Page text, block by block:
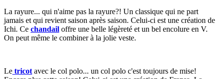
La rayure... qui n'aime pas la rayure?! Un classique qui ne part
jamais et qui revient saison après saison. Celui-ci est une création de
Ichi. Ce chandail offre une belle légèreté et un bel encolure en V.
On peut même le combiner à la jolie veste.
Le tricot avec le col polo... un col polo c'est toujours de mise!